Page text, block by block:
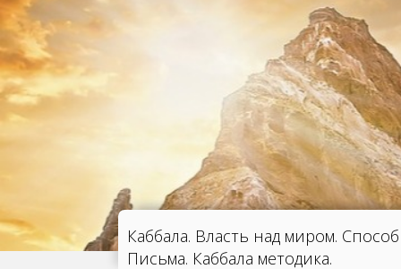
Каббала. Власть над миром.
Письма. Каббала методика.